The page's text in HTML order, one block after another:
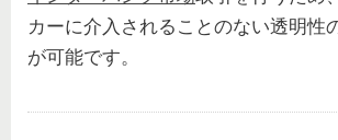
カーに介入されることのない透明性
が可能です。